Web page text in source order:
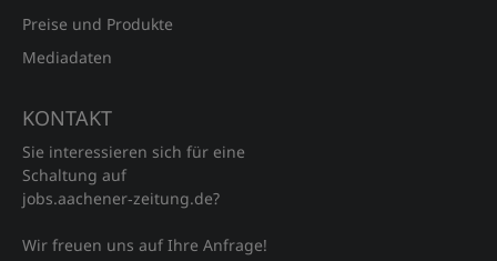
Preise und Produkte
Mediadaten
KONTAKT
Sie interessieren sich für eine
Schaltung auf
jobs.aachener‑zeitung.de?
Wir freuen uns auf Ihre Anfrage!